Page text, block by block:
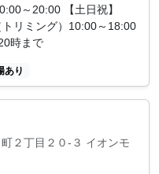
～20:00 【土日祝】
リミング）10:00～18:00
時まで
あり
２丁目２０-３ イオンモ